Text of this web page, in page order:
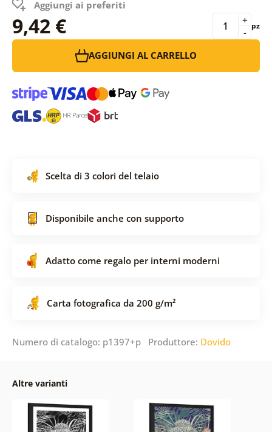
Aggiungi ai preferiti
9,42 € -
+ pz
AGGIUNGI AL CARRELLO
Scelta di 3 colori del telaio
Disponibile anche con supporto
Adatto come regalo per interni moderni
Carta fotografica da 200 g/m²
Numero di catalogo: p1397+p Produttore: Dovido
Altre varianti